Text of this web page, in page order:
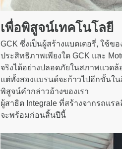
เพื่อพิสูจน์เทคโนโลยี
GCK ซึ่งเป็นผู้สร้างแบตเตอรี่, ใช้
ประสิทธิภาพเพียงใด GCK และ
จริงได้อย่างปลอดภัยในสภาพแวดล้
แต่ทั้งสองแบรนด์จะก้าวไปอีกขั้นใน
พิสูจน์คำกล่าวอ้างของเรา
ผู้สาธิต Integrale ที่สร้างจากรถแ
จะพร้อมก่อนสิ้นปีนี้